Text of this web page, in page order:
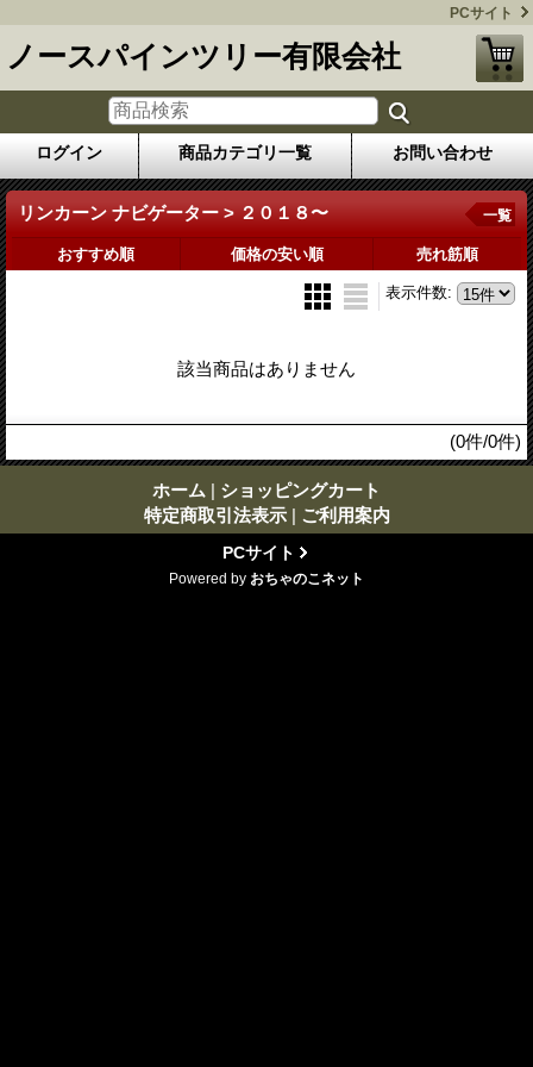
PCサイト
ノースパインツリー有限会社
ログイン 商品カテゴリ一覧 お問い合わせ
リンカーン ナビゲーター > ２０１８〜 一覧
おすすめ順 価格の安い順 売れ筋順
表示件数:
該当商品はありません
(0件/0件)
ホーム | ショッピングカート
特定商取引法表示 | ご利用案内
PCサイト
Powered by おちゃのこネット